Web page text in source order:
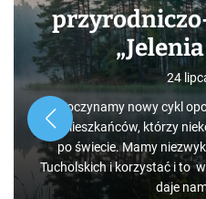
24
Rozpoczynamy nowy cykl
jak i mieszkańców, którzy
po świecie. Mamy
Tucholskich i korzystać i to
daje